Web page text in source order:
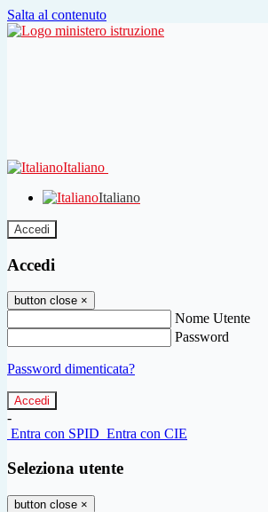
Salta al contenuto
Italiano
Italiano
Accedi
Accedi
button close ×
Nome Utente
Password
Password dimenticata?
-
Entra con SPID Entra con CIE
Seleziona utente
button close ×